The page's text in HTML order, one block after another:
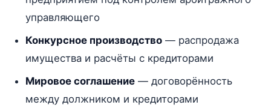
управляющего
Конкурсное производство— распродажа
имущества и расчёты с кредиторами
Мировое соглашение— договорённость
между должником и кредиторами